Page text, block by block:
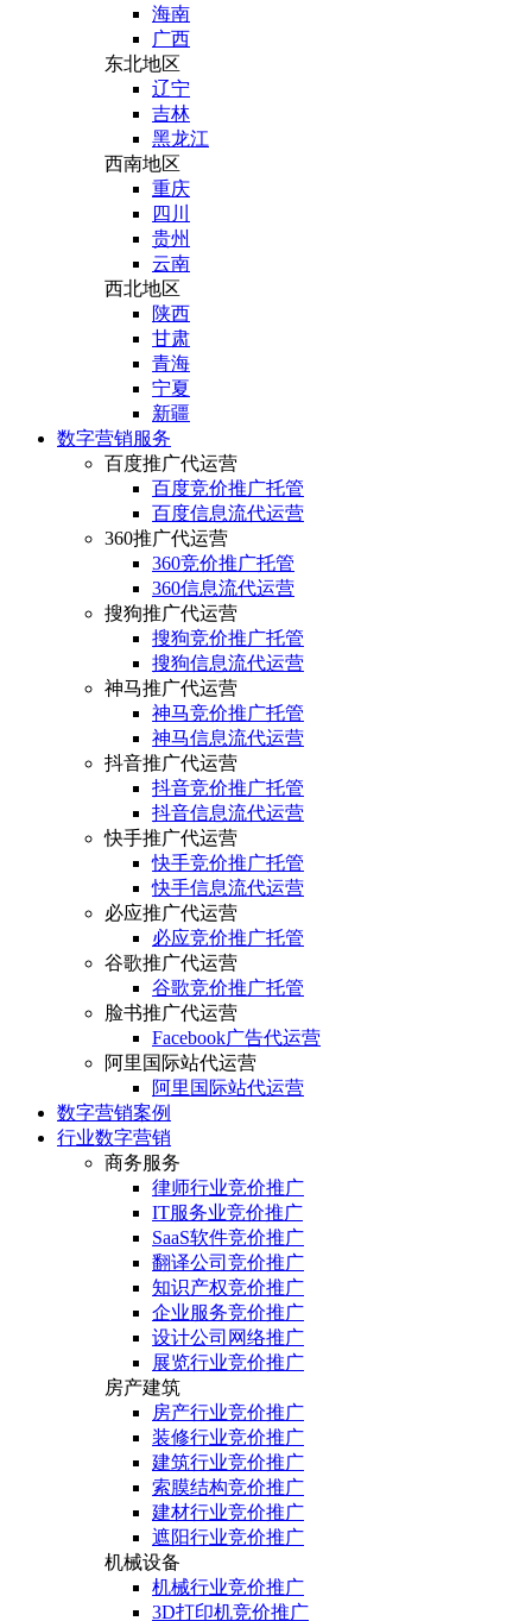
海南
广西
东北地区
辽宁
吉林
黑龙江
西南地区
重庆
四川
贵州
云南
西北地区
陕西
甘肃
青海
宁夏
新疆
数字营销服务
百度推广代运营
百度竞价推广托管
百度信息流代运营
360推广代运营
360竞价推广托管
360信息流代运营
搜狗推广代运营
搜狗竞价推广托管
搜狗信息流代运营
神马推广代运营
神马竞价推广托管
神马信息流代运营
抖音推广代运营
抖音竞价推广托管
抖音信息流代运营
快手推广代运营
快手竞价推广托管
快手信息流代运营
必应推广代运营
必应竞价推广托管
谷歌推广代运营
谷歌竞价推广托管
脸书推广代运营
Facebook广告代运营
阿里国际站代运营
阿里国际站代运营
数字营销案例
行业数字营销
商务服务
律师行业竞价推广
IT服务业竞价推广
SaaS软件竞价推广
翻译公司竞价推广
知识产权竞价推广
企业服务竞价推广
设计公司网络推广
展览行业竞价推广
房产建筑
房产行业竞价推广
装修行业竞价推广
建筑行业竞价推广
索膜结构竞价推广
建材行业竞价推广
遮阳行业竞价推广
机械设备
机械行业竞价推广
3D打印机竞价推广